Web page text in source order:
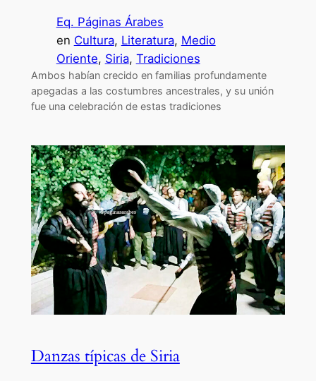
Eq. Páginas Árabes
en Cultura, Literatura, Medio
Oriente, Siria, Tradiciones
Ambos habían crecido en familias profundamente
apegadas a las costumbres ancestrales, y su unión
fue una celebración de estas tradiciones
Danzas típicas de Siria